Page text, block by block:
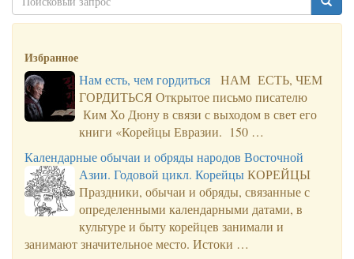
Избранное
Нам есть, чем гордиться
НАМ ЕСТЬ, ЧЕМ
ГОРДИТЬСЯ Открытое письмо писателю
Ким Хо Дюну в связи с выходом в свет его
книги «Корейцы Евразии. 150 …
Календарные обычаи и обряды народов Восточной
Азии. Годовой цикл. КорейцыКОРЕЙЦЫ
Праздники, обычаи и обряды, связанные с
определенными календарными датами, в
культуре и быту корейцев занимали и
занимают значительное место. Истоки …